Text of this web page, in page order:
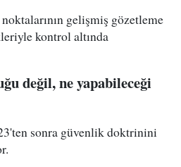
gelişmiş gözetleme
kontrol altında
değil, ne yapabileceği
sonra güvenlik doktrinini